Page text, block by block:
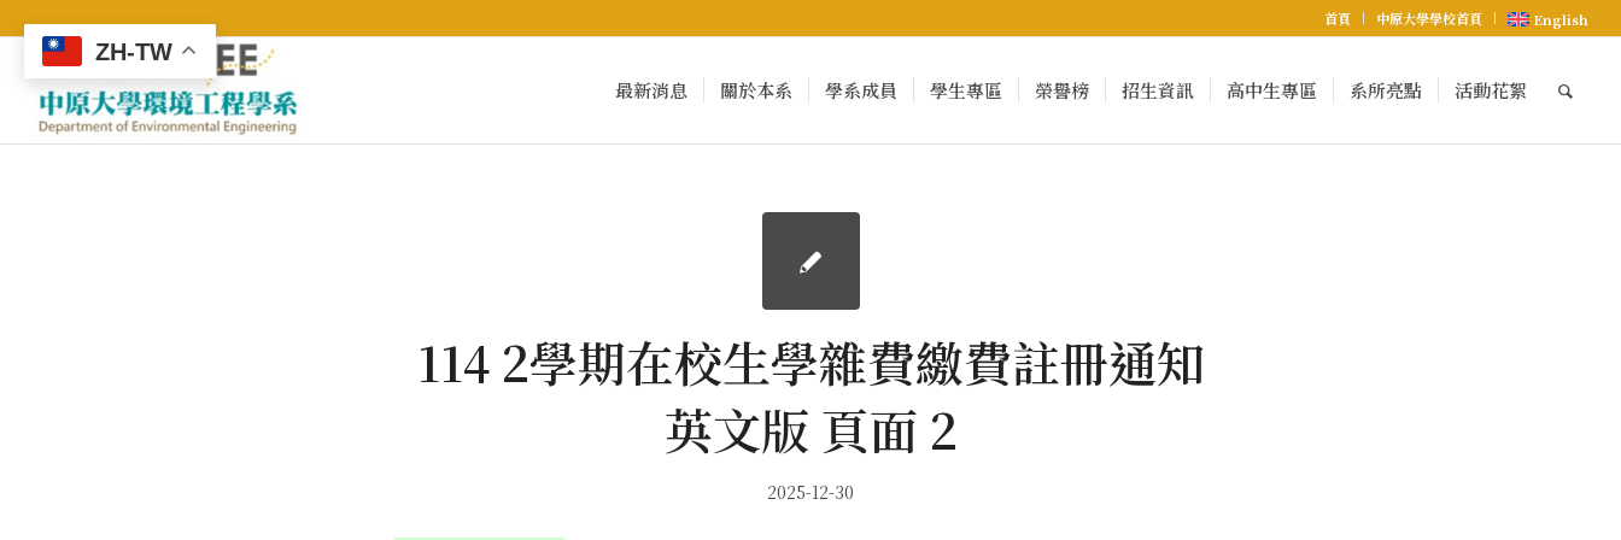
首頁 中原大學學校首頁 English
最新消息 關於本系 學系成員 學生專區 榮譽榜 招生資訊 高中生專區 系所亮點 活動花絮
114 2學期在校生學雜費繳費註冊通知
英文版 頁面 2
2025-12-30
ZH-TW